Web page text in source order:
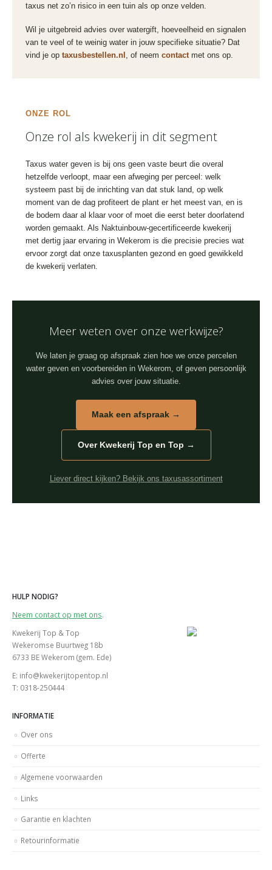
taxus net zo’n risico in een tuin als op onze velden.
Wil je uitgebreid advies over watergift, hoeveelheid en signalen
van te veel of te weinig water in jouw specifieke situatie? Dat
vind je optaxusbestellen.nl , of neemcontactmet ons op.
ONZE ROL
Onze rol als kwekerij in dit segment
Taxus water geven is bij ons geen vaste beurt die overal
hetzelfde verloopt, maar een afweging per perceel: welk
systeem past bij de inrichting van dat stuk land, op welk
moment van de dag profiteert de plant er het meest van, en is
de bodem daar al klaar voor of moet die eerst beter doorlatend
worden gemaakt. Als Naktuinbouw-gecertificeerde kwekerij
met dertig jaar ervaring in Wekerom is die precisie precies wat
ervoor zorgt dat onze taxusplanten gezond en goed gewikkeld
de kwekerij verlaten.
Meer weten over onze werkwijze?
We laten je graag op afspraak zien hoe we onze percelen
water geven en voorbereiden in Wekerom, of geven persoonlijk
advies over jouw situatie.
Maak een afspraak →
Over Kwekerij Top en Top →
Liever direct kijken? Bekijk ons taxusassortiment
HULP NODIG?
Neem contact op met ons.
Kwekerij Top & Top
Wekeromse Buurtweg 18b
6733 BE Wekerom (gem. Ede)
E: info@kwekerijtopentop.nl
T: 0318-250444
INFORMATIE
Over ons
Offerte
Algemene voorwaarden
Links
Garantie en klachten
Retourinformatie